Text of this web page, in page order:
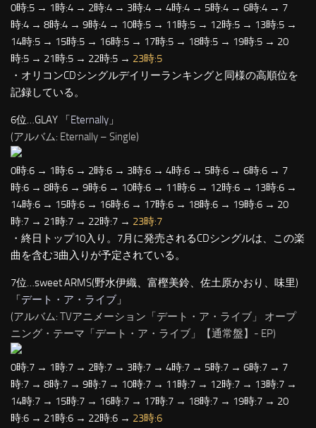
0時:5 → 1時:4 → 2時:4 → 3時:4 → 4時:4 → 5時:4 → 6時:4 → 7
時:4 → 8時:4 → 9時:4 → 10時:5 → 11時:5 → 12時:5 → 13時:5 →
14時:5 → 15時:5 → 16時:5 → 17時:5 → 18時:5 → 19時:5 → 20
時:5 → 21時:5 → 22時:5 → 23時:5
・オリコンCDシングルデイリーランキングと同様の高順位を
記録している。
6位…GLAY 「Eternally 」
(アルバム: Eternally – Single)
0時:6 → 1時:6 → 2時:6 → 3時:6 → 4時:6 → 5時:6 → 6時:6 → 7
時:6 → 8時:6 → 9時:6 → 10時:6 → 11時:6 → 12時:6 → 13時:6 →
14時:6 → 15時:6 → 16時:6 → 17時:6 → 18時:6 → 19時:6 → 20
時:7 → 21時:7 → 22時:7 → 23時:7
・終日トップ10入り。7月に発売されるCDシングルは、この楽
曲を含む3曲入りが予定されている。
7位…sweet ARMS(野水伊織、富樫美鈴、佐土原かおり、味里)
「デート・ア・ライブ 」
(アルバム: TVアニメーション「デート・ア・ライブ」 オープ
ニング・テーマ「デート・ア・ライブ」【通常盤】- EP)
0時:7 → 1時:7 → 2時:7 → 3時:7 → 4時:7 → 5時:7 → 6時:7 → 7
時:7 → 8時:7 → 9時:7 → 10時:7 → 11時:7 → 12時:7 → 13時:7 →
14時:7 → 15時:7 → 16時:7 → 17時:7 → 18時:7 → 19時:7 → 20
時:6 → 21時:6 → 22時:6 → 23時:6